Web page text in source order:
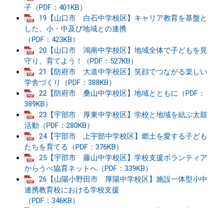
子（PDF：401KB）
19【山口市 白石中学校区】キャリア教育を基盤と
した、小・中及び地域との連携
（PDF：423KB）
20【山口市 鴻南中学校区】地域全体で子どもを見
守り、育てよう！（PDF：527KB）
21【防府市 大道中学校区】笑顔でつながる楽しい
学舎づくり（PDF：388KB）
22【防府市 桑山中学校区】地域とともに（PDF：
389KB）
23【宇部市 厚東中学校区】学校と地域を結ぶ太鼓
活動（PDF：280KB）
24【宇部市 上宇部中学校区】郷土を愛する子ども
たちを育てる（PDF：376KB）
25【宇部市 藤山中学校区】学校支援ボランティア
からうべ協育ネットへ（PDF：339KB）
26【山陽小野田市 厚陽中学校区】施設一体型小中
連携教育校における学校支援
（PDF：346KB）